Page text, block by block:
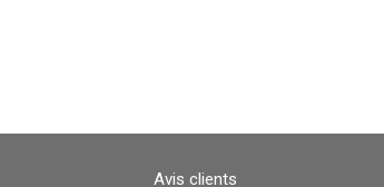
Avis clients